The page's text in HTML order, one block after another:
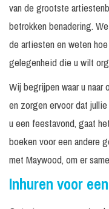
van de grootste
betrokken benadering.
de artiesten en weten
gelegenheid die u wilt
Wij begrijpen waar u
en zorgen ervoor dat
u een feestavond, gaat
boeken voor een andere
met Maywood, om er
Inhuren voor